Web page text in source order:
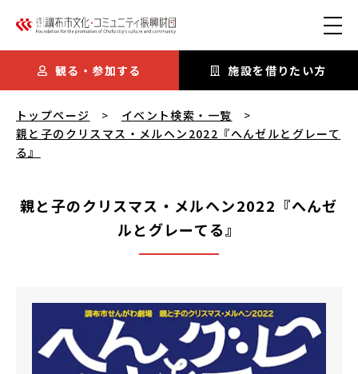
観る・参加する 施設を借りたい方
トップページ
イベント検索・一覧
親と子のクリスマス・メルヘン2022『へんゼルとグレーて
る』
親と子のクリスマス・メルヘン2022『へんゼ
ルとグレーてる』
親と子のクリスマス・メルヘン2022『へんゼルとグレー
親と子のクリスマス・メルヘン2022『へんゼルとグレーてる』